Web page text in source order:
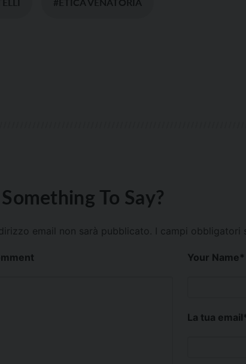
To Say?
email non sarà pubblicato. I campi obbligatori
Your Name*
La tua email